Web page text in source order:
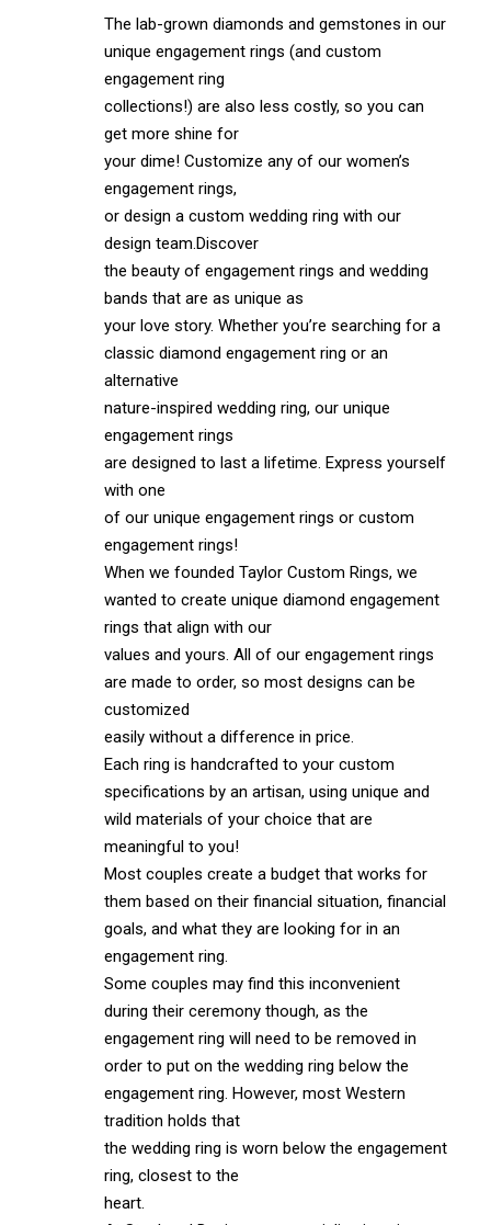
The lab-grown diamonds and gemstones in our
unique engagement rings (and custom
engagement ring
collections!) are also less costly, so you can
get more shine for
your dime! Customize any of our women’s
engagement rings,
or design a custom wedding ring with our
design team.Discover
the beauty of engagement rings and wedding
bands that are as unique as
your love story. Whether you’re searching for a
classic diamond engagement ring or an
alternative
nature-inspired wedding ring, our unique
engagement rings
are designed to last a lifetime. Express yourself
with one
of our unique engagement rings or custom
engagement rings!
When we founded Taylor Custom Rings, we
wanted to create unique diamond engagement
rings that align with our
values and yours. All of our engagement rings
are made to order, so most designs can be
customized
easily without a difference in price.
Each ring is handcrafted to your custom
specifications by an artisan, using unique and
wild materials of your choice that are
meaningful to you!
Most couples create a budget that works for
them based on their financial situation, financial
goals, and what they are looking for in an
engagement ring.
Some couples may find this inconvenient
during their ceremony though, as the
engagement ring will need to be removed in
order to put on the wedding ring below the
engagement ring. However, most Western
tradition holds that
the wedding ring is worn below the engagement
ring, closest to the
heart.